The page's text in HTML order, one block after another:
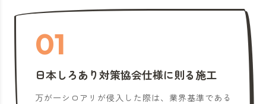
01
日本しろあり対策協会仕様に則る施工
万が一シロアリが侵入した際は、業界基準である